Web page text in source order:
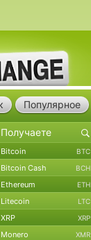
Популярное
Bitcoin BTC
Bitcoin Cash BCH
Ethereum ETH
Litecoin LTC
XRP XRP
Monero XMR